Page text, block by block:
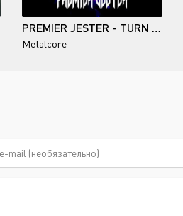
Chillout
PREMIER JESTER - TURN YOU ON
Metalcore